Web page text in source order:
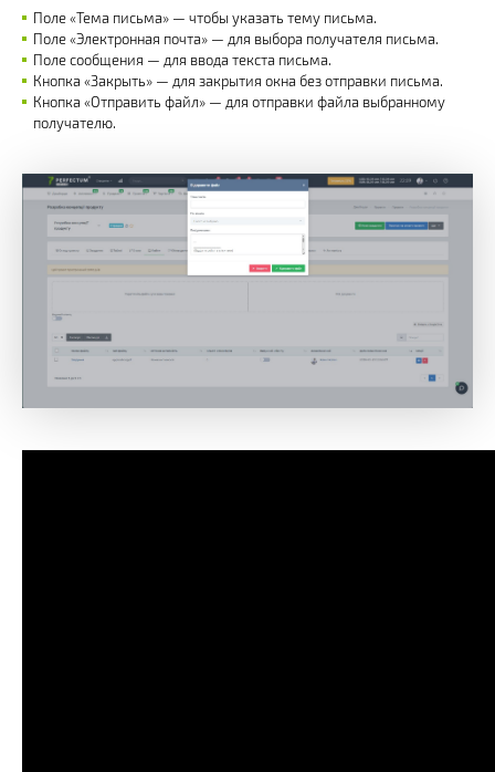
Поле «Тема письма» — чтобы указать тему письма.
Поле «Электронная почта» — для выбора получателя письма.
Поле сообщения — для ввода текста письма.
Кнопка «Закрыть» — для закрытия окна без отправки письма.
Кнопка «Отправить файл» — для отправки файла выбранному
получателю.